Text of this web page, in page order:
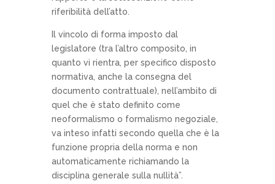
riferibilità dell’atto.
Il vincolo di forma imposto dal
legislatore (tra l’altro composito, in
quanto vi rientra, per specifico disposto
normativa, anche la consegna del
documento contrattuale), nell’ambito di
quel che è stato definito come
neoformalismo o formalismo negoziale,
va inteso infatti secondo quella che è la
funzione propria della norma e non
automaticamente richiamando la
disciplina generale sulla nullità”.